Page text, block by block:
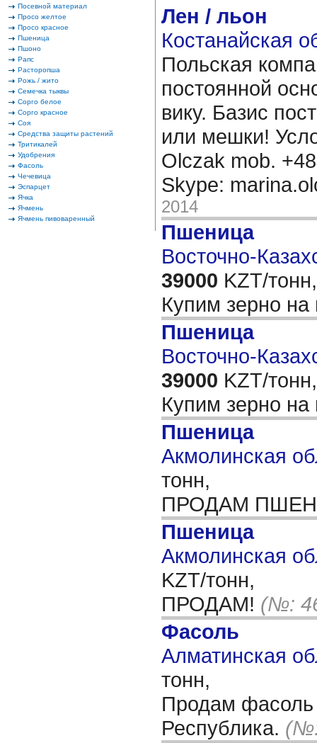
Посевной материал
Просо желтое
Просо красное
Пшеница
Пшоно
Рапс
Расторопша
Рожь / жито
Семечка тыквы
Сорго белое
Сорго красное
Соя
Средства защиты растений
Тритикалей
Удобрения
Фасоль
Чечевица
Эспарцет
Ячка
Ячмень
Ячмень пивоваренный
Лен / льон
Костанайская
Польская
постоянной
вику. Базис
или мешки!
Olczak mob.
Skype:
2014
Пшеница
Восточно-
39000 KZT/тонн,
Купим зерно
Пшеница
Восточно-
39000 KZT/тонн,
Купим зерно
Пшеница
Акмолинская
тонн,
ПРОДАМ
Пшеница
Акмолинская
KZT/тонн,
ПРОДАМ! (№:
Фасоль
Алматинская
тонн,
Продам фасоль
Республика.